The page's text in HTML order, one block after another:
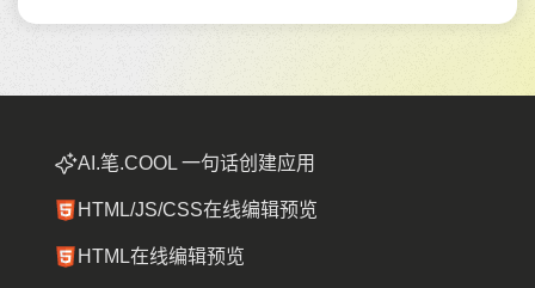
AI.笔.COOL 一句话创建应用
HTML/JS/CSS在线编辑预览
HTML在线编辑预览